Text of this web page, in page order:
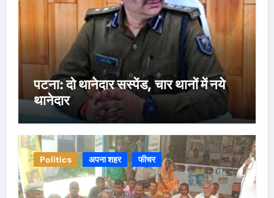
पटना: दो थानेदार सस्पेंड, चार थानों में नये
थानेदार
Politics अपना शहर फीचर